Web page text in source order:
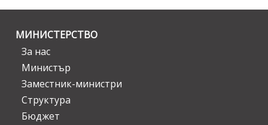
МИНИСТЕРСТВО
За нас
Министър
Заместник-министри
Структура
Бюджет